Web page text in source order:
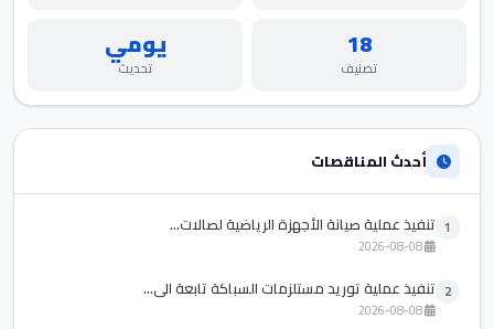
18
تصنيف
يومي
تحديث
أحدث المناقصات
1 تنفيذ عملية صيانة الأجهزة الرياضية لصالات...
2 تنفيذ عملية توريد مستلزمات السباكة تابعة الي...